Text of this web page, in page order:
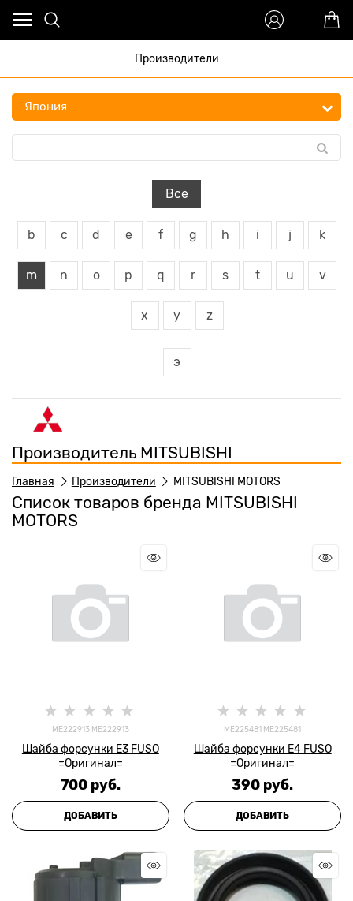
Производители
Все
b c d e f g h i j k
m n o p q r s t u v
x y z
э
Производитель MITSUBISHI
Главная Производители MITSUBISHI MOTORS
Список товаров бренда MITSUBISHI
MOTORS
ME222913 ME222913
Шайба форсунки Е3 FUSO
=Оригинал=
700 руб.
ДОБАВИТЬ
ME225481 ME225481
Шайба форсунки Е4 FUSO
=Оригинал=
390 руб.
ДОБАВИТЬ